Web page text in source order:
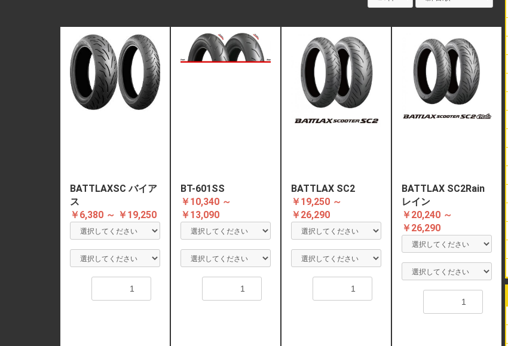
BATTLAXSC バイア
ス
￥6,380 ～ ￥19,250
BT-601SS
￥10,340 ～
￥13,090
BATTLAX SC2
￥19,250 ～
￥26,290
BATTLAX SC2Rain
レイン
￥20,240 ～
￥26,290